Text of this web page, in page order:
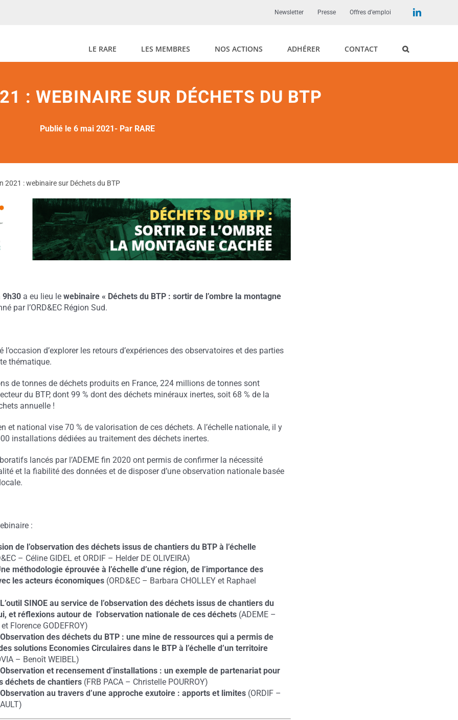
Newsletter Presse Offres d’emploi LinkedIn
LE RARE LES MEMBRES NOS ACTIONS ADHÉRER CONTACT
: WEBINAIRE SUR DÉCHETS DU BTP
Publié le 6 mai 2021- Par RARE
2021 : webinaire sur Déchets du BTP
9h30 a eu lieu lewebinaire « Déchets du BTP : sortir de l’ombre la montagne
par l’ORD&EC Région Sud.
l’occasion d’explorer les retours d’expériences des observatoires et des parties
thématique.
de tonnes de déchets produits en France, 224 millions de tonnes sont
du BTP, dont 99 % dont des déchets minéraux inertes, soit 68 % de la
annuelle !
et national vise 70 % de valorisation de ces déchets. A l’échelle nationale, il y
installations dédiées au traitement des déchets inertes.
lancés par l’ADEME fin 2020 ont permis de confirmer la nécessité
et la fiabilité des données et de disposer d’une observation nationale basée
:
de l’observation des déchets issus de chantiers du BTP à l’échelle
– Céline GIDEL et ORDIF – Helder DE OLIVEIRA)
méthodologie éprouvée à l’échelle d’une région, de l’importance des
les acteurs économiques (ORD&EC – Barbara CHOLLEY et Raphael
L’outil SINOE au service de l’observation des déchets issus de chantiers du
et réflexions autour de l’observation nationale de ces déchets (ADEME –
Florence GODEFROY)
Observation des déchets du BTP : une mine de ressources qui a permis de
solutions Economies Circulaires dans le BTP à l’échelle d’un territoire
– Benoît WEIBEL)
Observation et recensement d’installations : un exemple de partenariat pour
déchets de chantiers (FRB PACA – Christelle POURROY)
Observation au travers d’une approche exutoire : apports et limites (ORDIF –